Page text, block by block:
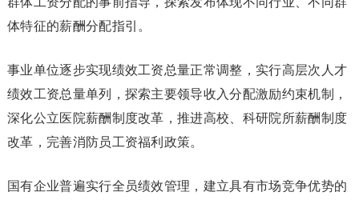
体特征的薪酬分配指引。
事业单位逐步实现绩效工资总量正常调整，实行高层次人才
绩效工资总量单列，探索主要领导收入分配激励约束机制，
深化公立医院薪酬制度改革，推进高校、科研院所薪酬制度
改革，完善消防员工资福利政策。
国有企业普遍实行全员绩效管理，建立具有市场竞争优势的